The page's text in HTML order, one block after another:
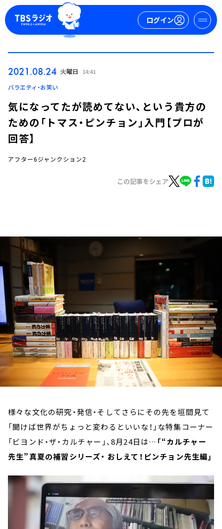
ログイン
ログイン
イベント・グッズ
YouTube
会社情報
2021.08.24 火曜日 14:41
バラエティ・お笑い
気になってたが読めてない、という貴方の
ための「トマス・ピンチョン」入門【プロが
回答】
アフター6ジャンクション2
この記事をシェア
様々な文化の研究・発信・そしてさらにその先を垣間見て
「聞けば世界がちょっと変わるといいな！」な特集コーナー
「ビヨンド・ザ・カルチャー」、8月24日は… 「“カルチャー
先生”真夏の補習シリーズ・ おしえて！ピンチョン先生編」